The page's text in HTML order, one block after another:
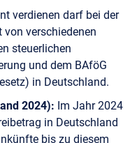
verdienen darf bei der
verschiedenen
steuerlichen
und dem BAföG
in Deutschland.
2024): Im Jahr 2024
in Deutschland
bis zu diesem